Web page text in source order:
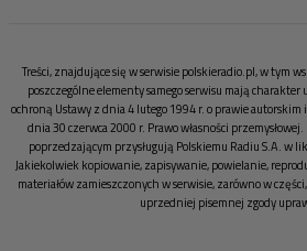
Treści, znajdujące się w serwisie polskieradio.pl, w tym
poszczególne elementy samego serwisu mają
ochroną Ustawy z dnia 4 lutego 1994 r. o prawie
dnia 30 czerwca 2000 r. Prawo własności
poprzedzającym przysługują Polskiemu Radiu S.A. w
Jakiekolwiek kopiowanie, zapisywanie, powielanie,
materiałów zamieszczonych w serwisie, zarówno w
uprzedniej pisemnej zgody